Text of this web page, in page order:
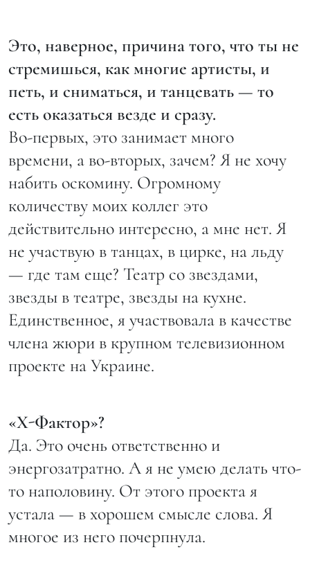
Это, наверное, причина того, что ты не
стремишься, как многие артисты, и
петь, и сниматься, и танцевать — то
есть оказаться везде и сразу.
Во-первых, это занимает много
времени, а во-вторых, зачем? Я не хочу
набить оскомину. Огромному
количеству моих коллег это
действительно интересно, а мне нет. Я
не участвую в танцах, в цирке, на льду
— где там еще? Театр со звездами,
звезды в театре, звезды на кухне.
Единственное, я участвовала в качестве
члена жюри в крупном телевизионном
проекте на Украине.
«Х-Фактор»?
Да. Это очень ответственно и
энергозатратно. А я не умею делать что-
то наполовину. От этого проекта я
устала — в хорошем смысле слова. Я
многое из него почерпнула.